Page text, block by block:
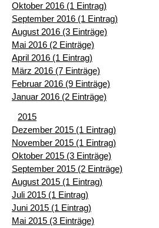
Oktober 2016 (1 Eintrag)
September 2016 (1 Eintrag)
August 2016 (3 Einträge)
Mai 2016 (2 Einträge)
April 2016 (1 Eintrag)
März 2016 (7 Einträge)
Februar 2016 (9 Einträge)
Januar 2016 (2 Einträge)
2015
Dezember 2015 (1 Eintrag)
November 2015 (1 Eintrag)
Oktober 2015 (3 Einträge)
September 2015 (2 Einträge)
August 2015 (1 Eintrag)
Juli 2015 (1 Eintrag)
Juni 2015 (1 Eintrag)
Mai 2015 (3 Einträge)